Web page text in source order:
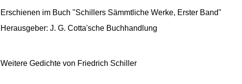
Erschienen im Buch "Schillers Sämmtliche Werke, Erster Band"
Herausgeber: J. G. Cotta'sche Buchhandlung
Weitere Gedichte von Friedrich Schiller